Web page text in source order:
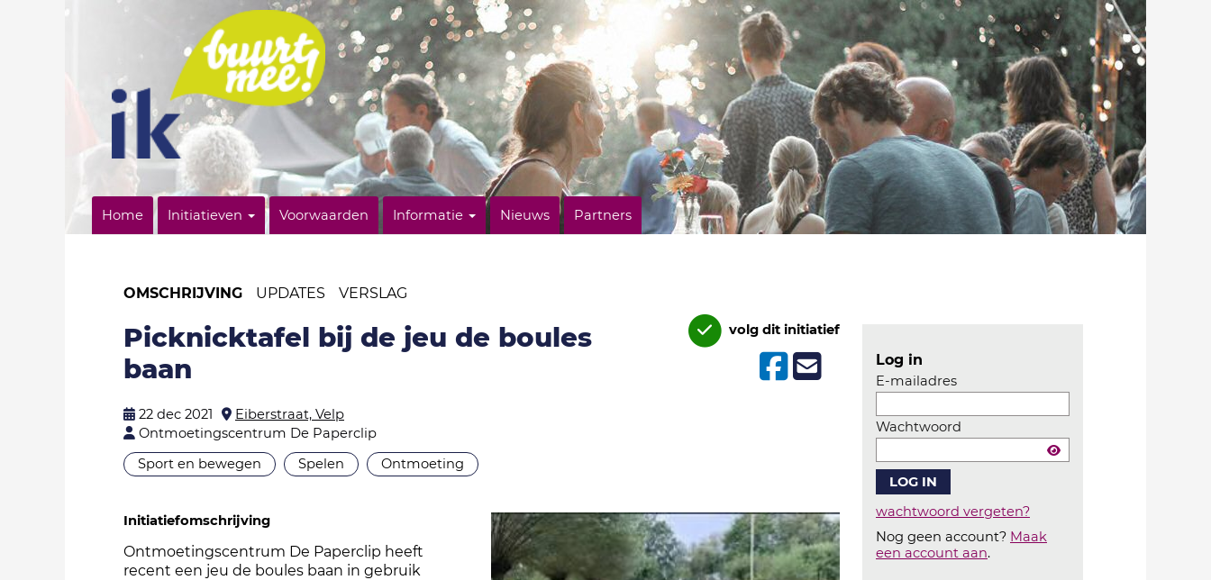
Home Initiatieven Voorwaarden Informatie Nieuws Partners
OMSCHRIJVING UPDATES VERSLAG
Picknicktafel bij de jeu de boules
baan
22 dec 2021
Eiberstraat, Velp
Ontmoetingscentrum De Paperclip
Sport en bewegen
Spelen Ontmoeting
volg dit initiatief
Initiatiefomschrijving
Ontmoetingscentrum De Paperclip heeft
recent een jeu de boules baan in gebruik
Log in
E-mailadres
Wachtwoord
wachtwoord vergeten?
Nog geen account? Maak
een account aan.Account